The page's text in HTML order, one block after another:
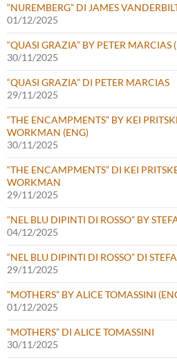
“NUREMBERG” DI JAMES
01/12/2025
“QUASI GRAZIA” BY PETER MARCIAS
30/11/2025
“QUASI GRAZIA” DI PETER MARCIAS
29/11/2025
“THE ENCAMPMENTS” BY KEI
WORKMAN (ENG)
30/11/2025
“THE ENCAMPMENTS” DI KEI
WORKMAN
29/11/2025
“NEL BLU DIPINTI DI ROSSO” BY
04/12/2025
“NEL BLU DIPINTI DI ROSSO” DI
29/11/2025
“MOTHERS” BY ALICE TOMASSINI
01/12/2025
“MOTHERS” DI ALICE TOMASSINI
30/11/2025